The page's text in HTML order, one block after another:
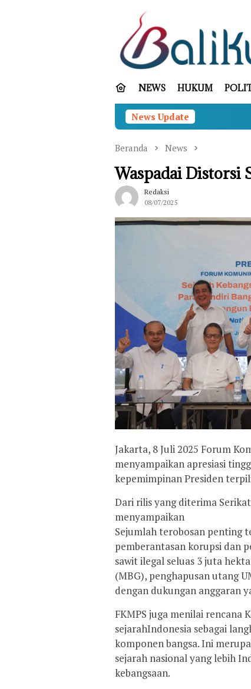
NEWS HUKUM
News Update
Beranda News
Waspadai Distorsi
Redaksi
08/07/2025
Jakarta, 8 Juli 2025 Forum
menyampaikan apresiasi
kepemimpinan Presiden
Dari rilis yang diterima
menyampaikan
Sejumlah terobosan penting
pemberantasan korupsi dan
sawit ilegal seluas 3 juta
(MBG), penghapusan utang
dengan dukungan anggaran
FKMPS juga menilai rencana
sejarahIndonesia sebagai
komponen bangsa. Ini
sejarah nasional yang lebih
kebangsaan.